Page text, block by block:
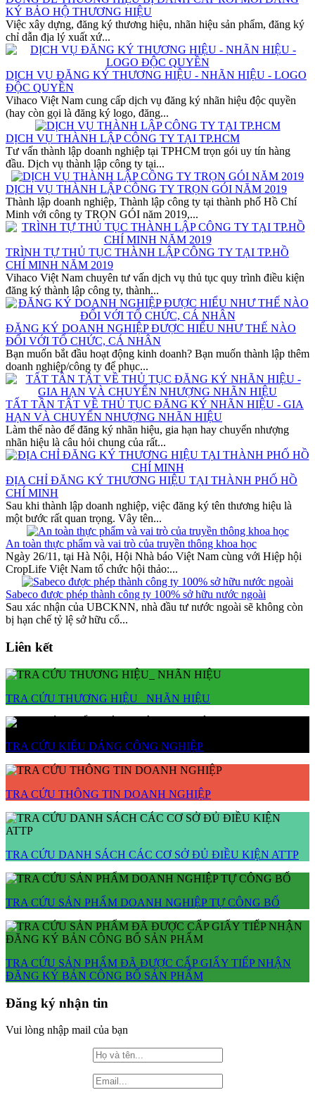
KÝ BẢO HỘ THƯƠNG HIỆU
Việc xây dựng, đăng ký thương hiệu, nhãn hiệu sản phẩm, đăng ký
chỉ dẫn địa lý xuất xứ...
DỊCH VỤ ĐĂNG KÝ THƯƠNG HIỆU - NHÃN HIỆU - LOGO
ĐỘC QUYỀN
Vihaco Việt Nam cung cấp dịch vụ đăng ký nhãn hiệu độc quyền
(hay còn gọi là đăng ký logo, đăng...
DỊCH VỤ THÀNH LẬP CÔNG TY TẠI TP.HCM
Tư vấn thành lập doanh nghiệp tại TPHCM trọn gói uy tín hàng
đầu. Dịch vụ thành lập công ty tại...
DỊCH VỤ THÀNH LẬP CÔNG TY TRỌN GÓI NĂM 2019
Thành lập doanh nghiệp, Thành lập công ty tại thành phố Hồ Chí
Minh với công ty TRỌN GÓI năm 2019,...
TRÌNH TỰ THỦ TỤC THÀNH LẬP CÔNG TY TẠI TP.HỒ
CHÍ MINH NĂM 2019
Vihaco Việt Nam chuyên tư vấn dịch vụ thủ tục quy trình điều kiện
đăng ký thành lập công ty, thành...
ĐĂNG KÝ DOANH NGHIỆP ĐƯỢC HIỂU NHƯ THẾ NÀO
ĐỐI VỚI TỔ CHỨC, CÁ NHÂN
Bạn muốn bắt đầu hoạt động kinh doanh? Bạn muốn thành lập thêm
doanh nghiệp/công ty để phục...
TẤT TẦN TẬT VỀ THỦ TỤC ĐĂNG KÝ NHÃN HIỆU - GIA
HẠN VÀ CHUYỂN NHƯỢNG NHÃN HIỆU
Làm thế nào để đăng ký nhãn hiệu, gia hạn hay chuyển nhượng
nhãn hiệu là câu hỏi chung của rất...
ĐỊA CHỈ ĐĂNG KÝ THƯƠNG HIỆU TẠI THÀNH PHỐ HỒ
CHÍ MINH
Sau khi thành lập doanh nghiệp, việc đăng ký tên thương hiệu là
một bước rất quan trọng. Vây tên...
An toàn thực phẩm và vai trò của truyền thông khoa học
Ngày 26/11, tại Hà Nội, Hội Nhà báo Việt Nam cùng với Hiệp hội
CropLife Việt Nam tổ chức hội thảo:...
Sabeco được phép thành công ty 100% sở hữu nước ngoài
Sau xác nhận của UBCKNN, nhà đầu tư nước ngoài sẽ không còn
bị hạn chế tỷ lệ sở hữu cổ...
Liên kết
TRA CỨU THƯƠNG HIỆU_ NHÃN HIỆU
TRA CỨU KIỂU DÁNG CÔNG NGHIỆP
TRA CỨU THÔNG TIN DOANH NGHIỆP
TRA CỨU DANH SÁCH CÁC CƠ SỞ ĐỦ ĐIỀU KIỆN ATTP
TRA CỨU SẢN PHẨM DOANH NGHIỆP TỰ CÔNG BỐ
TRA CỨU SẢN PHẨM ĐÃ ĐƯỢC CẤP GIẤY TIẾP NHẬN
ĐĂNG KÝ BẢN CÔNG BỐ SẢN PHẨM
Đăng ký nhận tin
Vui lòng nhập mail của bạn